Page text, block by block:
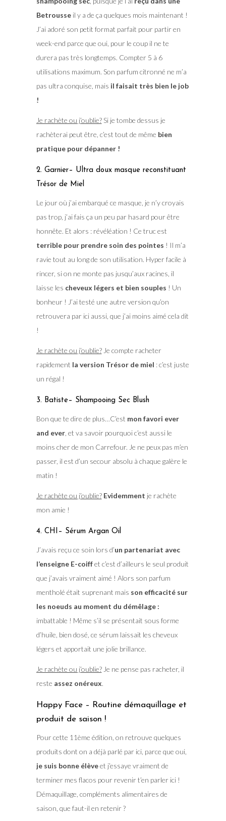
Betrousseil y a de ça quelques mois maintenant !
J’ai adoré son petit format parfait pour partir en
week-end parce que oui, pour le coup il ne te
durera pas très longtemps. Compter 5 à 6
utilisations maximum. Son parfum citronné ne m’a
pas ultra conquise, mais il faisait très bien le job
!
Je rachète ou j’oublie?Si je tombe dessus je
rachèterai peut être, c’est tout de même bien
pratique pour dépanner !
2. Garnier– Ultra doux masque reconstituant
Trésor de Miel
Le jour où j’ai embarqué ce masque, je n’y croyais
pas trop, j’ai fais ça un peu par hasard pour être
honnête. Et alors : révéléation ! Ce truc est
terrible pour prendre soin des pointes ! Il m’a
ravie tout au long de son utilisation. Hyper facile à
rincer, si on ne monte pas jusqu’aux racines, il
laisse les cheveux légers et bien souples ! Un
bonheur ! J’ai testé une autre version qu’on
retrouvera par ici aussi, que j’ai moins aimé cela dit
!
Je rachète ou j’oublie?Je compte racheter
rapidement la version Trésor de miel : c’est juste
un régal !
3. Batiste– Shampooing Sec Blush
Bon que te dire de plus…C’est mon favori ever
and ever, et va savoir pourquoi c’est aussi le
moins cher de mon Carrefour. Je ne peux pas m’en
passer, il est d’un secour absolu à chaque galère le
matin !
Je rachète ou j’oublie? Evidemment je rachète
mon amie !
4. CHI– Sérum Argan Oil
J’avais reçu ce soin lors d’un partenariat avec
l’enseigne E-coiffet c’est d’ailleurs le seul produit
que j’avais vraiment aimé ! Alors son parfum
mentholé était suprenant mais son efficacité sur
les noeuds au moment du démêlage :
imbattable ! Même s’il se présentait sous forme
d’huile, bien dosé, ce sérum laissait les cheveux
légers et apportait une jolie brillance.
Je rachète ou j’oublie?Je ne pense pas racheter, il
reste assez onéreux.
Happy Face – Routine démaquillage et
produit de saison !
Pour cette 11ème édition, on retrouve quelques
produits dont on a déjà parlé par ici, parce que oui,
je suis bonne élèveet j’essaye vraiment de
terminer mes flacos pour revenir t’en parler ici !
Démaquillage, compléments alimentaires de
saison, que faut-il en retenir ?